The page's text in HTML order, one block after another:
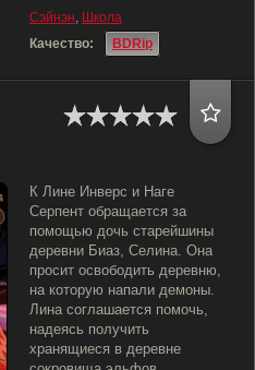
Сэйнэн, Школа
Качество:
BDRip
К Лине Инверс и Наге
Серпент обращается за
помощью дочь старейшины
деревни Биаз, Селина. Она
просит освободить деревню,
на которую напали демоны.
Лина соглашается помочь,
надеясь получить
хранящиеся в деревне